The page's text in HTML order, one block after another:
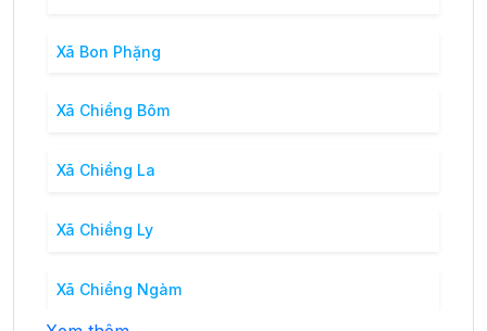
Xã Bon Phặng
Xã Chiềng Bôm
Xã Chiềng La
Xã Chiềng Ly
Xã Chiềng Ngàm